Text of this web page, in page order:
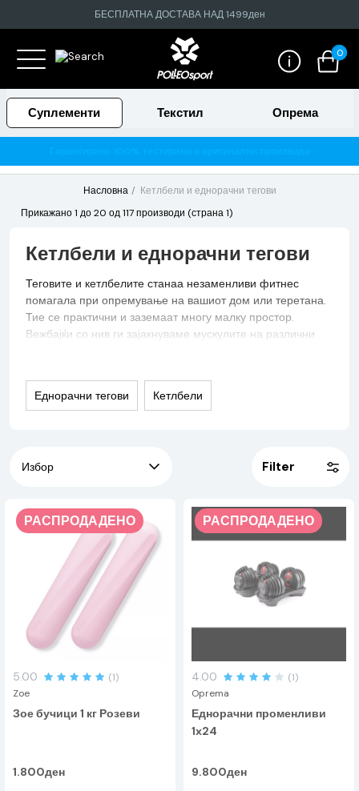
БЕСПЛАТНА ДОСТАВА НАД 1499ден
0
Суплементи Текстил Опрема
Насловна
Кетлбели и еднорачни тегови
Прикажано 1 до 20 од 117 производи (страна 1)
Кетлбели и еднорачни тегови
Теговите и кетлбелите станаа незаменливи фитнес
помагала при опремување на вашиот дом или теретана.
Тие се практични и заземаат многу малку простор.
Вежбајќи со нив ги зајакнуваме мускулите на различни
висококвалитетен аеробен и анаеробен тренинг (особено
со kettlebells). Еднорачните тегови почесто се користат во
Еднорачни тегови Кетлбели
Filter
РАСПРОДАДЕНО
5.00
(1)
Zoe
Зое бучици 1 кг Розеви
1.800ден
РАСПРОДАДЕНО
4.00
(1)
Oprema
Еднорачни променливи
1x24
9.800ден